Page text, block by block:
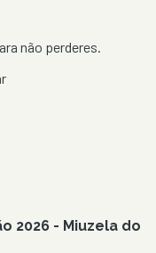
não perderes.
2026 - Miuzela do